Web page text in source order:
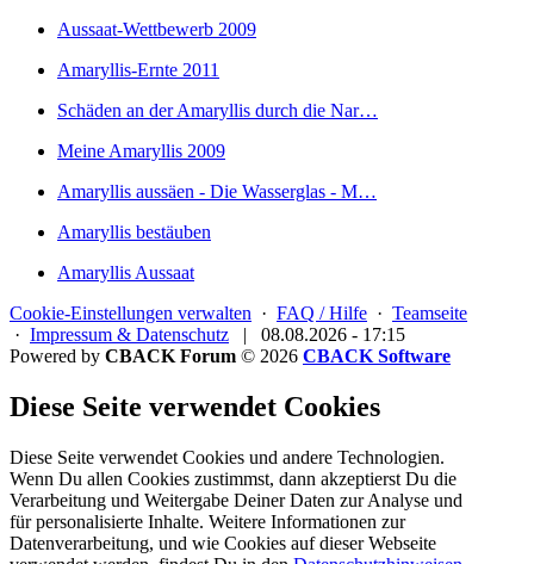
Aussaat-Wettbewerb 2009
Amaryllis-Ernte 2011
Schäden an der Amaryllis durch die Nar…
Meine Amaryllis 2009
Amaryllis aussäen - Die Wasserglas - M…
Amaryllis bestäuben
Amaryllis Aussaat
Cookie-Einstellungen verwalten · FAQ / Hilfe · Teamseite
· Impressum & Datenschutz |
08.08.2026 - 17:15
Powered by CBACK Forum © 2026 CBACK Software
Diese Seite verwendet Cookies
Diese Seite verwendet Cookies und andere Technologien.
Wenn Du allen Cookies zustimmst, dann akzeptierst Du die
Verarbeitung und Weitergabe Deiner Daten zur Analyse und
für personalisierte Inhalte. Weitere Informationen zur
Datenverarbeitung, und wie Cookies auf dieser Webseite